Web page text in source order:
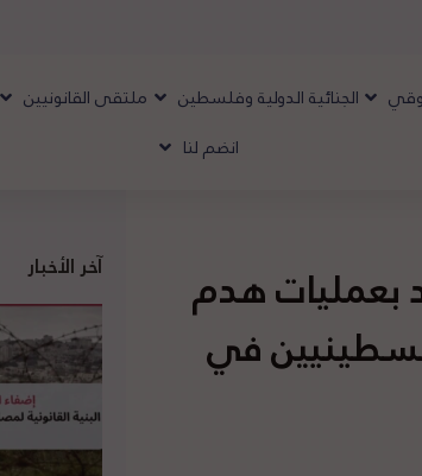
الجنائية الدولية وفلسطين ملتقى القانونيين
انضم لنا
بعمليات هدم
في
آخر الأخبار